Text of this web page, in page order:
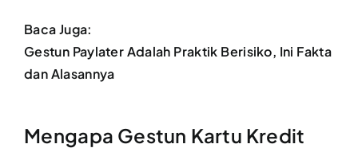
Baca Juga:
Gestun Paylater Adalah Praktik Berisiko, Ini Fakta
dan Alasannya
Mengapa Gestun Kartu Kredit